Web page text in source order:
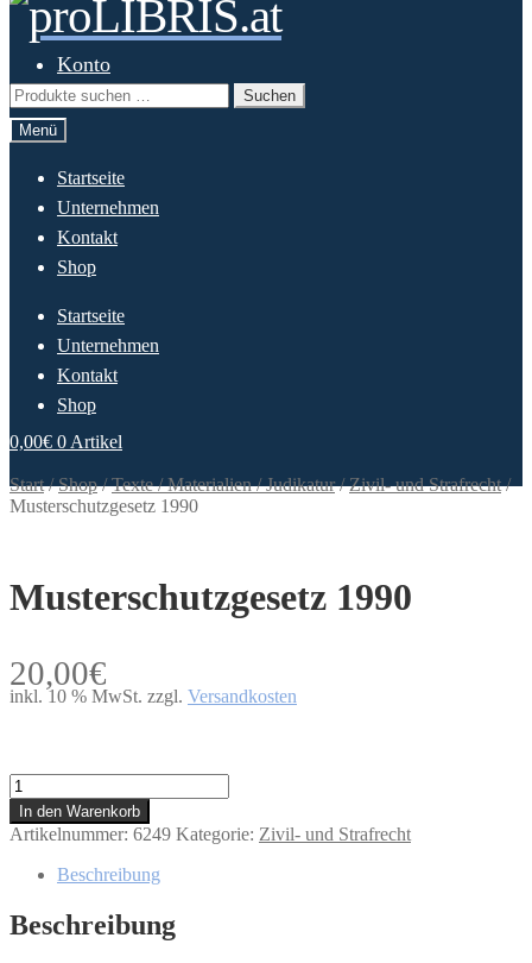
Zur
Navigation
springen
Springe
zum
Inhalt
Konto
Suchen
nach:
Suchen
Menü
Startseite
Unternehmen
Kontakt
Shop
Startseite
Unternehmen
Kontakt
Shop
0,00€ 0 Artikel
Start/Shop/Texte / Materialien / Judikatur/Zivil- und Strafrecht/
Musterschutzgesetz 1990
Musterschutzgesetz 1990
20,00€
inkl. 10 % MwSt. zzgl. Versandkosten
Musterschutzgesetz
1990
Menge
In den Warenkorb
Artikelnummer: 6249 Kategorie: Zivil- und Strafrecht
Beschreibung
Beschreibung